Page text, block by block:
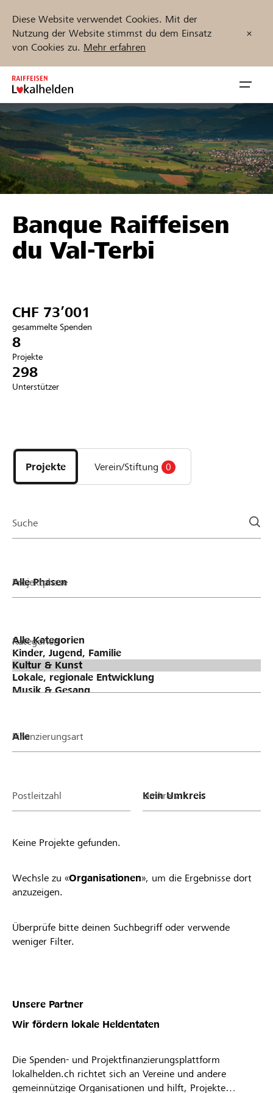
Diese Website verwendet Cookies. Mit der
Nutzung der Website stimmst du dem Einsatz
von Cookies zu. Mehr erfahren
Zum
Inhalt
springen
öffnen
Unterstützen
Hilfe & Support
Anmelden
Projekte und Organisationen finden
Jetzt starten
DE FR IT
Banque Raiffeisen
du Val-Terbi
CHF 73’001
gesammelte Spenden
8
Projekte
298
Unterstützer
Projekte
und
Organisationen
Projekte Verein/Stiftung 0
Suche
Projektphase
Kategorien
Finanzierungsart
Postleitzahl Umkreis
Keine Projekte gefunden.
Wechsle zu «Organisationen», um die Ergebnisse dort
anzuzeigen.
Überprüfe bitte deinen Suchbegriff oder verwende
weniger Filter.
Unsere Partner
Wir fördern lokale Heldentaten
Die Spenden- und Projektfinanzierungsplattform
lokalhelden.ch richtet sich an Vereine und andere
gemeinnützige Organisationen und hilft, Projekte